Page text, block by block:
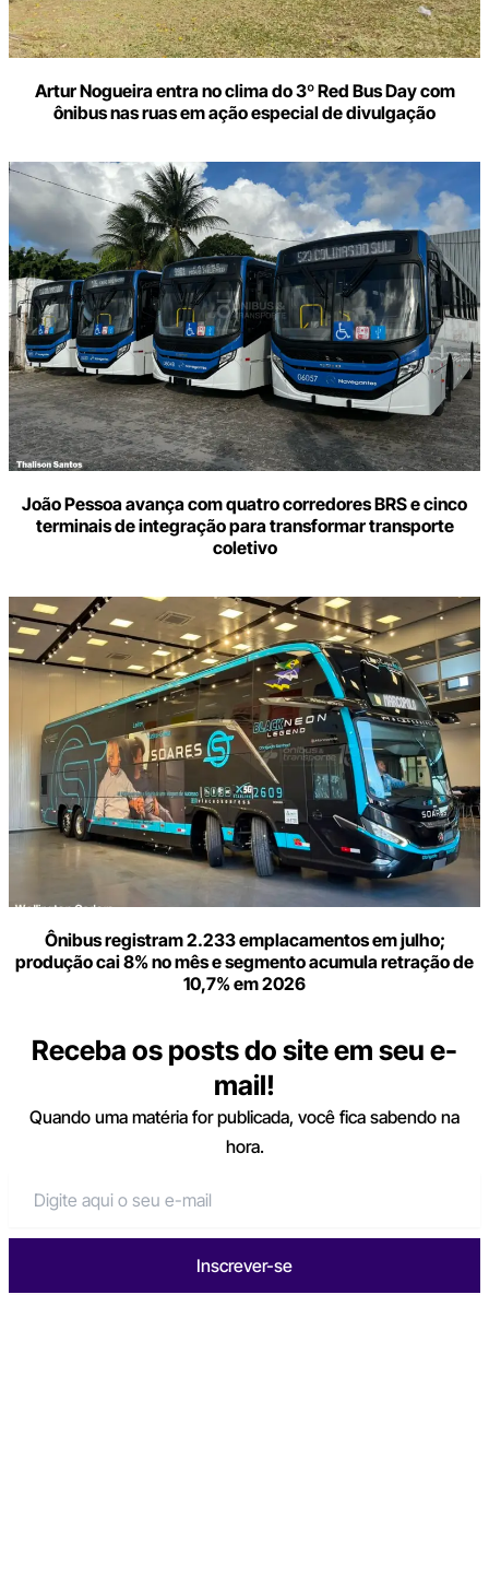
Artur Nogueira entra no clima do 3º Red Bus Day com
ônibus nas ruas em ação especial de divulgação
João Pessoa avança com quatro corredores BRS e cinco
terminais de integração para transformar transporte
coletivo
Ônibus registram 2.233 emplacamentos em julho;
produção cai 8% no mês e segmento acumula retração de
10,7% em 2026
Receba os posts do site em seu e-
mail!
Quando uma matéria for publicada, você fica sabendo na
hora.
Inscrever-se